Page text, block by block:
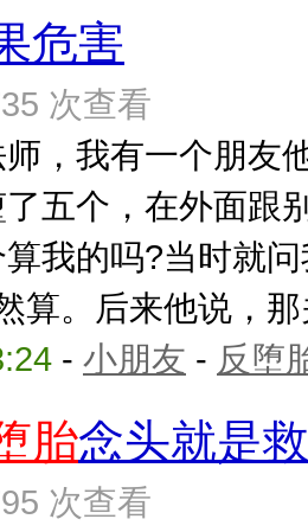
危害
次查看
我有一个朋友
五个，在外面跟
我的吗?当时就
算。后来他说，
- 小朋友 - 反堕
胎念头就是
次查看